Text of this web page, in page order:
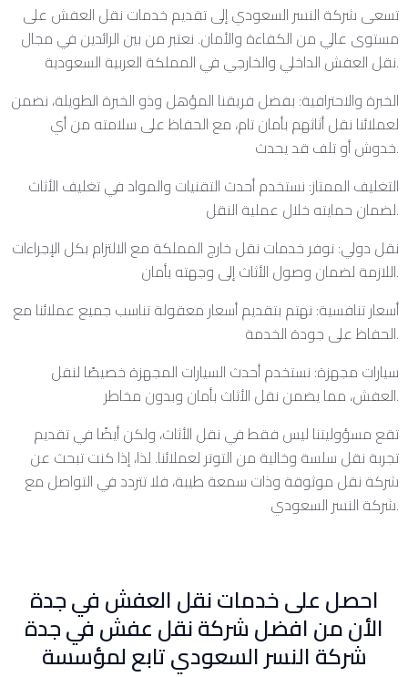
تسعى شركة النسر السعودي إلى تقديم خدمات نقل العفش على
مستوى عالي من الكفاءة والأمان. نعتبر من بين الرائدين في مجال
نقل العفش الداخلي والخارجي في المملكة العربية السعودية.
الخبرة والاحترافية: بفضل فريقنا المؤهل وذو الخبرة الطويلة، نضمن
لعملائنا نقل أثاثهم بأمان تام، مع الحفاظ على سلامته من أي
خدوش أو تلف قد يحدث.
التغليف الممتاز: نستخدم أحدث التقنيات والمواد في تغليف الأثاث
لضمان حمايته خلال عملية النقل.
نقل دولي: نوفر خدمات نقل خارج المملكة مع الالتزام بكل الإجراءات
اللازمة لضمان وصول الأثاث إلى وجهته بأمان.
أسعار تنافسية: نهتم بتقديم أسعار معقولة تناسب جميع عملائنا مع
الحفاظ على جودة الخدمة.
سيارات مجهزة: نستخدم أحدث السيارات المجهزة خصيصًا لنقل
العفش، مما يضمن نقل الأثاث بأمان وبدون مخاطر.
تقع مسؤوليتنا ليس فقط في نقل الأثاث، ولكن أيضًا في تقديم
تجربة نقل سلسة وخالية من التوتر لعملائنا. لذا، إذا كنت تبحث عن
شركة نقل موثوقة وذات سمعة طيبة، فلا تتردد في التواصل مع
شركة النسر السعودي.
احصل على خدمات نقل العفش في جدة
الأن من افضل شركة نقل عفش في جدة
شركة النسر السعودي تابع لمؤسسة